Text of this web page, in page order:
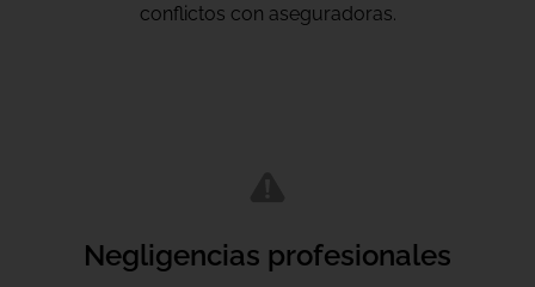
conflictos con aseguradoras.
Negligencias profesionales